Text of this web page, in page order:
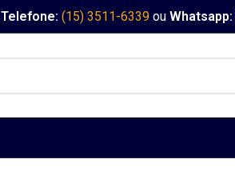
Telefone: (15) 3511-6339 ou Whatsapp: